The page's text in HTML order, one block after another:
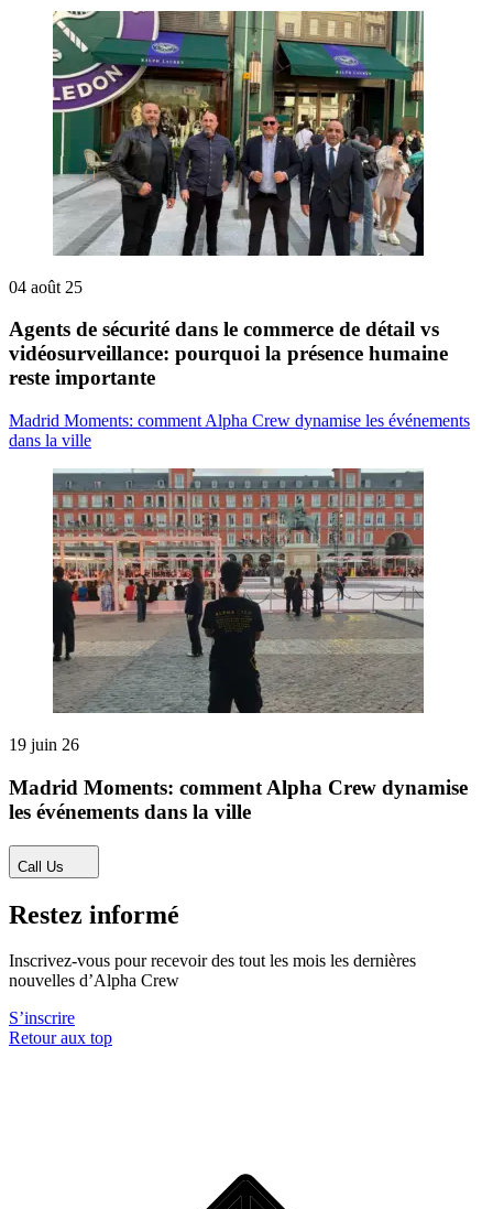
04 août 25
Agents de sécurité dans le commerce de détail vs
vidéosurveillance: pourquoi la présence humaine
reste importante
Madrid Moments: comment Alpha Crew dynamise les événements
dans la ville
19 juin 26
Madrid Moments: comment Alpha Crew dynamise
les événements dans la ville
Call Us
Restez informé
Inscrivez-vous pour recevoir des tout les mois les dernières
nouvelles d’Alpha Crew
S’inscrire
Retour aux top